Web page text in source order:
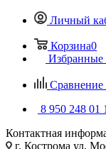
Личный
Корзина0
Избранные
Сравнение
8 950 248 01
Контактная
г. Кострома ул,